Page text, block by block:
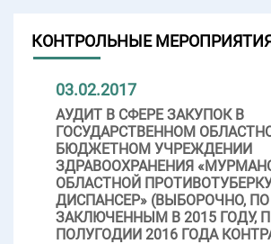
КОНТРОЛЬНЫЕ
03.02.2017
АУДИТ В СФЕРЕ ЗАКУПОК В
ГОСУДАРСТВЕННОМ
БЮДЖЕТНОМ УЧРЕЖДЕНИИ
ЗДРАВООХРАНЕНИЯ
ОБЛАСТНОЙ
ДИСПАНСЕР» (ВЫБОРОЧНО, ПО
ЗАКЛЮЧЕННЫМ В 2015 ГОДУ,
ПОЛУГОДИИ 2016 ГОДА